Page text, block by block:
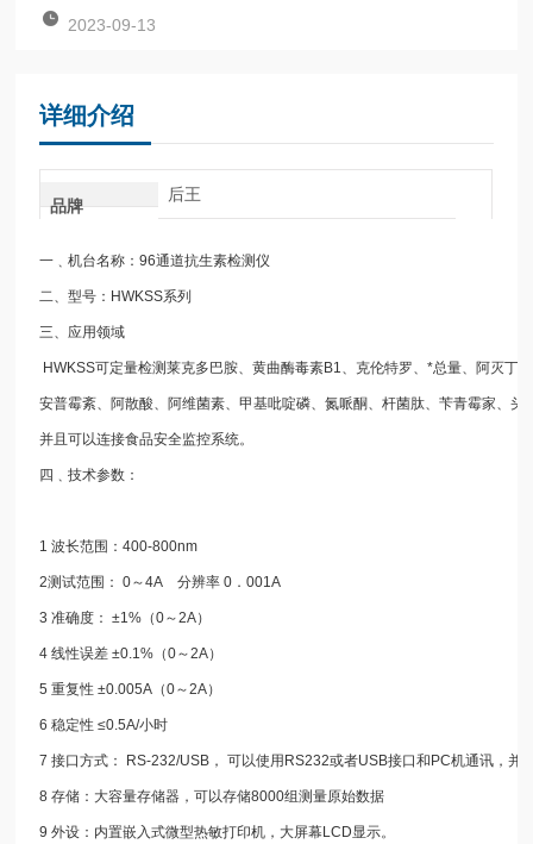
2023-09-13
详细介绍
品牌
后王
一﹑机台名称：96通道抗生素检测仪
二、型号：HWKSS系列
三、应用领域
HWKSS可定量检测莱克多巴胺、黄曲酶毒素B1、克伦特罗、*总量、阿灭丁
安普霉紊、阿散酸、阿维菌素、甲基吡啶磷、氮哌酮、杆菌肽、苄青霉家、
并且可以连接食品安全监控系统。
四﹑技术参数：
1 波长范围：400-800nm
2测试范围： 0～4A 分辨率 0．001A
3 准确度： ±1%（0～2A）
4 线性误差 ±0.1%（0～2A）
5 重复性 ±0.005A（0～2A）
6 稳定性 ≤0.5A/小时
7 接口方式： RS-232/USB， 可以使用RS232或者USB接口和PC机通讯，并
8 存储：大容量存储器，可以存储8000组测量原始数据
9 外设：内置嵌入式微型热敏打印机，大屏幕LCD显示。